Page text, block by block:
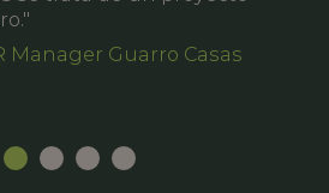
Manager Guarro Casas